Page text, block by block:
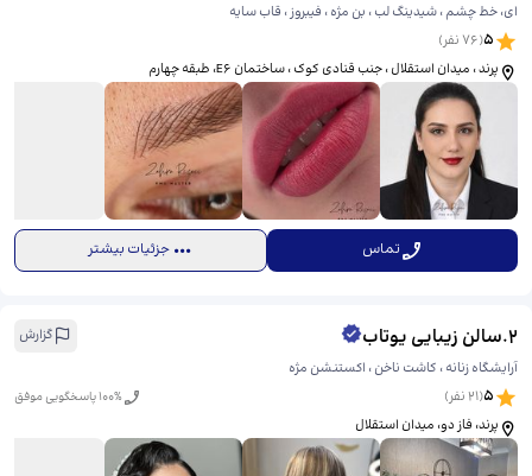
ای، خط چشم ، شیدینگ لب ، بن مژه ، فیبروز ، قاب سایه
5
(
76 نفر)
پرند ، میدان استقلال ، جنب قنادی کوک ، ساختمان E6، ​طبقه چهارم
تماس جزئیات بیشتر
2
.سالن زیبایی یوتاب
گزارش
آرایشگاه زنانه ، کاشت ناخن ، اکستنشن مژه
5
(
21نفر) 100% پاسخگویی موفق
پرند، فاز دو، میدان استقلال